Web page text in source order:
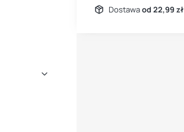
Dostawaod 22,99 zł